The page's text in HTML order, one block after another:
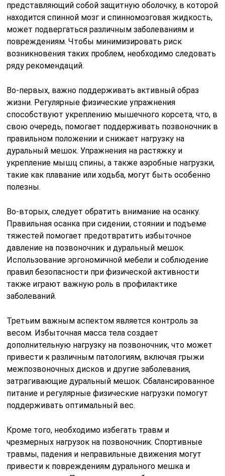
представляющий собой защитную оболочку, в которой
находится спинной мозг и спинномозговая жидкость,
может подвергаться различным заболеваниям и
повреждениям. Чтобы минимизировать риск
возникновения таких проблем, необходимо следовать
ряду рекомендаций.
Во-первых, важно поддерживать активный образ
жизни. Регулярные физические упражнения
способствуют укреплению мышечного корсета, что, в
свою очередь, помогает поддерживать позвоночник в
правильном положении и снижает нагрузку на
дуральный мешок. Упражнения на растяжку и
укрепление мышц спины, а также аэробные нагрузки,
такие как плавание или ходьба, могут быть особенно
полезны.
Во-вторых, следует обратить внимание на осанку.
Правильная осанка при сидении, стоянии и подъеме
тяжестей помогает предотвратить избыточное
давление на позвоночник и дуральный мешок.
Использование эргономичной мебели и соблюдение
правил безопасности при физической активности
также играют важную роль в профилактике
заболеваний.
Третьим важным аспектом является контроль за
весом. Избыточная масса тела создает
дополнительную нагрузку на позвоночник, что может
привести к различным патологиям, включая грыжи
межпозвоночных дисков и другие заболевания,
затрагивающие дуральный мешок. Сбалансированное
питание и регулярные физические нагрузки помогут
поддерживать оптимальный вес.
Кроме того, необходимо избегать травм и
чрезмерных нагрузок на позвоночник. Спортивные
травмы, падения и неправильные движения могут
привести к повреждениям дурального мешка и